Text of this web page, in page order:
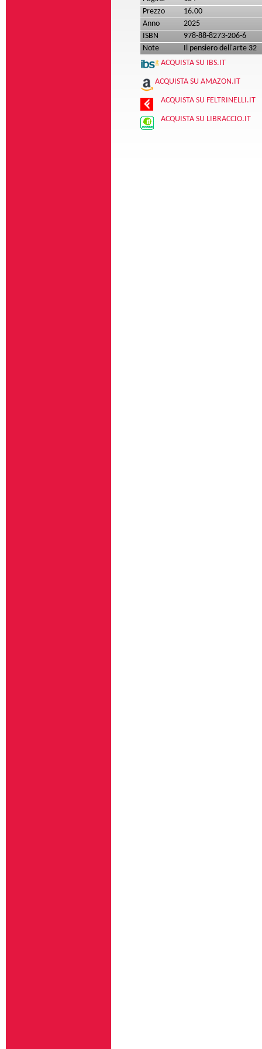
Prezzo
16.00
Anno
2025
ISBN
978-88-8273-206-6
Note
Il pensiero dell'arte 32
ACQUISTA SU IBS.IT
ACQUISTA SU AMAZON.IT
ACQUISTA SU FELTRINELLI.IT
ACQUISTA SU LIBRACCIO.IT